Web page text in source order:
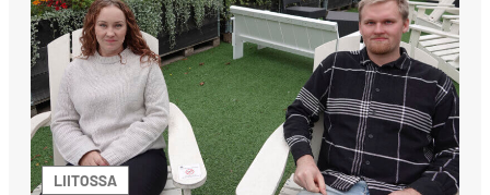
LIITOSSA